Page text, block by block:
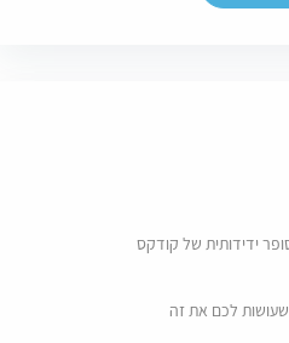
ידידותית של קודקס
לכם את זה